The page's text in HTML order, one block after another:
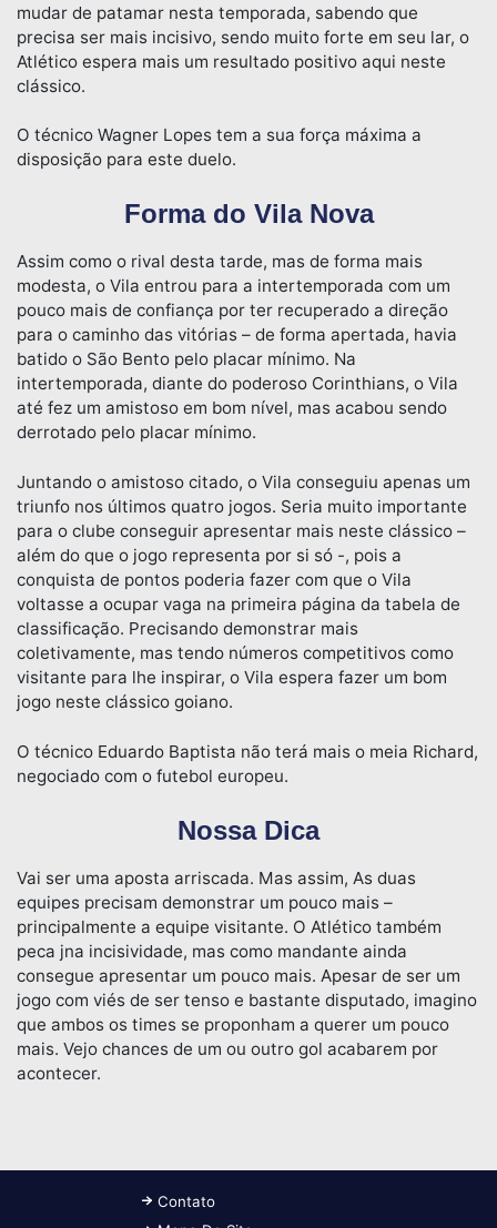
mudar de patamar nesta temporada, sabendo que
precisa ser mais incisivo, sendo muito forte em seu lar, o
Atlético espera mais um resultado positivo aqui neste
clássico.
O técnico Wagner Lopes tem a sua força máxima a
disposição para este duelo.
Forma do Vila Nova
Assim como o rival desta tarde, mas de forma mais
modesta, o Vila entrou para a intertemporada com um
pouco mais de confiança por ter recuperado a direção
para o caminho das vitórias – de forma apertada, havia
batido o São Bento pelo placar mínimo. Na
intertemporada, diante do poderoso Corinthians, o Vila
até fez um amistoso em bom nível, mas acabou sendo
derrotado pelo placar mínimo.
Juntando o amistoso citado, o Vila conseguiu apenas um
triunfo nos últimos quatro jogos. Seria muito importante
para o clube conseguir apresentar mais neste clássico –
além do que o jogo representa por si só -, pois a
conquista de pontos poderia fazer com que o Vila
voltasse a ocupar vaga na primeira página da tabela de
classificação. Precisando demonstrar mais
coletivamente, mas tendo números competitivos como
visitante para lhe inspirar, o Vila espera fazer um bom
jogo neste clássico goiano.
O técnico Eduardo Baptista não terá mais o meia Richard,
negociado com o futebol europeu.
Nossa Dica
Vai ser uma aposta arriscada. Mas assim, As duas
equipes precisam demonstrar um pouco mais –
principalmente a equipe visitante. O Atlético também
peca jna incisividade, mas como mandante ainda
consegue apresentar um pouco mais. Apesar de ser um
jogo com viés de ser tenso e bastante disputado, imagino
que ambos os times se proponham a querer um pouco
mais. Vejo chances de um ou outro gol acabarem por
acontecer.
Contato